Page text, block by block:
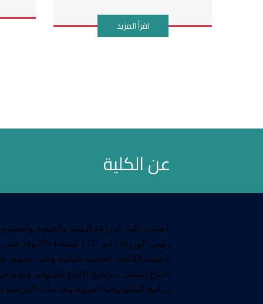
اقرأ المزيد
عن الكلية
أنشئت كلية الزراعة البيئية والحيوية
رئيس الوزراء
باعتماد اللائحة الخاصة بالكلية والتى
الانتاج النباتى - برنامج الانتاج الحيوانى
برنامج التكنولوجيا الحيوية وقد بدأت الدراسة